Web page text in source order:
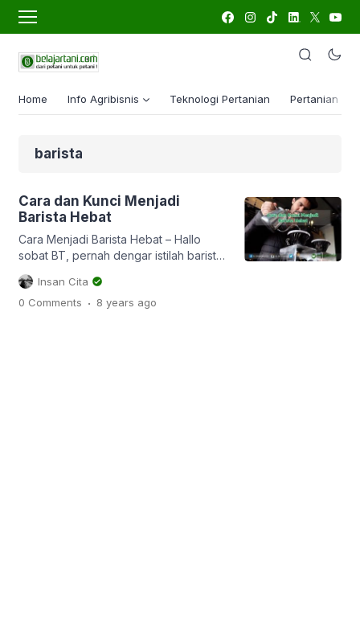
Home Info Agribisnis Teknologi Pertanian Pertanian
barista
Cara dan Kunci Menjadi
Barista Hebat
Cara Menjadi Barista Hebat – Hallo
sobat BT, pernah dengar istilah barista?
Ya mungkin bagi sebagian anda tidak
lah asing dengan istilah ini. Ya kali ini
kita akan bahas sedikit tentang salah
Insan Cita
0 Comments . 8 years ago